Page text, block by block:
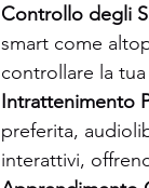
Controllo degli
smart come
controllare la
Intrattenimento
preferita,
interattivi,